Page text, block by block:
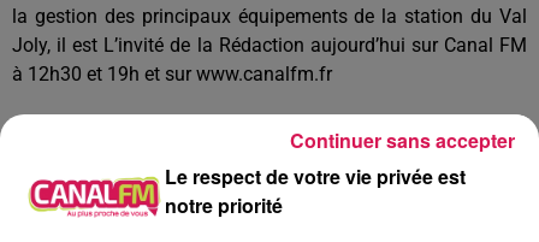
la gestion des principaux équipements de la station du Val
Joly, il est L’invité de la Rédaction aujourd’hui sur Canal FM
à 12h30 et 19h et sur www.canalfm.fr
Le respect de votre vie privée est
notre priorité
Continuer sans accepter